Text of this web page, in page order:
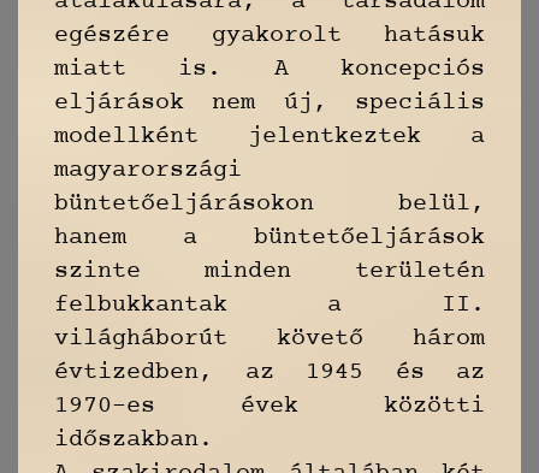
egészére gyakorolt hatásuk
miatt is. A koncepciós
eljárások nem új, speciális
modellként jelentkeztek a
magyarországi
büntetőeljárásokon belül,
hanem a büntetőeljárások
szinte minden területén
felbukkantak a II.
világháborút követő három
évtizedben, az 1945 és az
1970-es évek közötti
időszakban.